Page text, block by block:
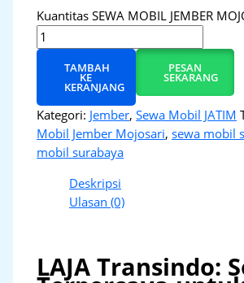
Kuantitas SEWA MOBIL JEMBER
TAMBAH
KE
KERANJANG
PESAN
SEKARANG
Kategori: Jember,Sewa Mobil JATIM
Mobil Jember Mojosari,sewa mobil
mobil surabaya
Deskripsi
Ulasan (0)
LAJA Transindo: